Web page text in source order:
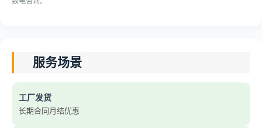
服务场景
工厂发货
长期合同月结优惠